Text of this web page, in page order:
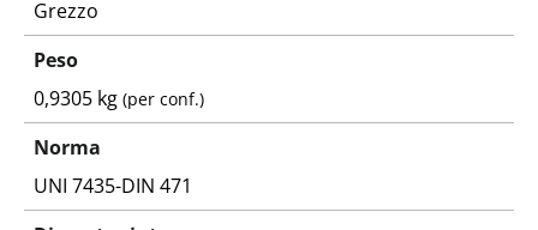
Grezzo
Peso
0,9305 kg(per conf.)
Norma
UNI 7435-DIN 471